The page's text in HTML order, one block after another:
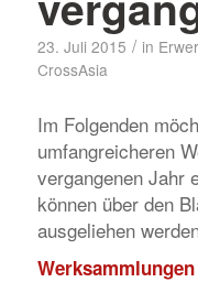
23. Juli 2015 / in
CrossAsia
Im Folgenden
umfangreicheren
vergangenen Jahr
können über den
ausgeliehen
Werksammlungen